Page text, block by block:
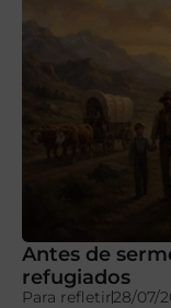
Antes de
refugiados
Para refletir28/07/